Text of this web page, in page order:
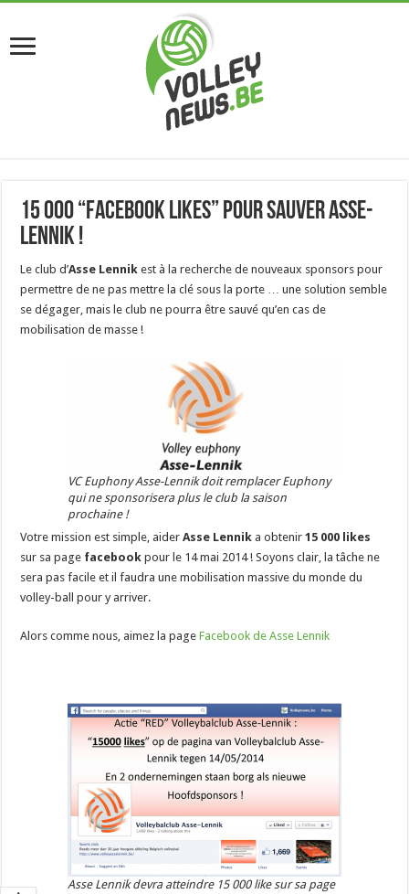
15 000 “Facebook Likes” pour sauver Asse-
Lennik !
Le club d’Asse Lennik est à la recherche de nouveaux sponsors pour
permettre de ne pas mettre la clé sous la porte … une solution semble
se dégager, mais le club ne pourra être sauvé qu’en cas de
mobilisation de masse !
VC Euphony Asse-Lennik doit remplacer Euphony
qui ne sponsorisera plus le club la saison
prochaine !
Votre mission est simple, aiderAsse Lennik a obtenir15 000 likes
sur sa page facebook pour le 14 mai 2014 ! Soyons clair, la tâche ne
sera pas facile et il faudra une mobilisation massive du monde du
volley-ball pour y arriver.
Alors comme nous, aimez la pageFacebook de Asse Lennik
Asse Lennik devra atteindre 15 000 like sur sa page